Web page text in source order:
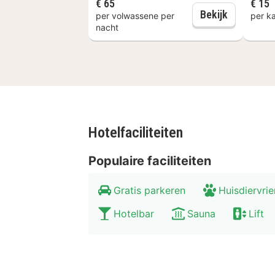
beschikbaar waarmee je lange
hiking tour. De sneeuwhoogte en
€ 15
per
€ 65
per volwassene per
nacht
Bekijk
Hotelfaciliteiten
Populaire faciliteiten
Gratis parkeren
Hotelbar
Sauna Lift